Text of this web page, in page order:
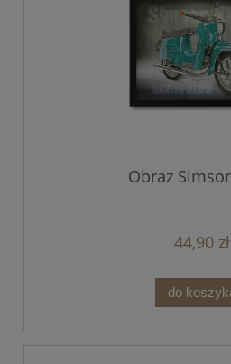
Obraz
44,90 zł
do